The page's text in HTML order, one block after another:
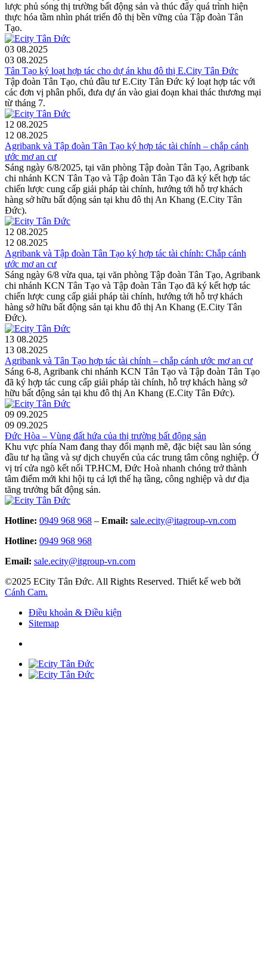
lược phủ sóng thị trường bất động sản và thúc đẩy quá trình hiện
thực hóa tầm nhìn phát triển đô thị bền vững của Tập đoàn Tân
Tạo.
03 08.2025
03 08.2025
Tân Tạo ký loạt hợp tác cho dự án khu đô thị E.City Tân Đức
Tập đoàn Tân Tạo, chủ đầu tư E.City Tân Đức ký loạt hợp tác với
các đơn vị phân phối, đưa dự án vào giai đoạn khai thác thương mại
từ tháng 7.
12 08.2025
12 08.2025
Agribank và Tập đoàn Tân Tạo ký hợp tác tài chính – chắp cánh
ước mơ an cư
Sáng ngày 6/8/2025, tại văn phòng Tập đoàn Tân Tạo, Agribank
chi nhánh KCN Tân Tạo và Tập đoàn Tân Tạo đã ký kết hợp tác
chiến lược cung cấp giải pháp tài chính, hướng tới hỗ trợ khách
hàng sở hữu bất động sản tại khu đô thị An Khang (E.City Tân
Đức).
12 08.2025
12 08.2025
Agribank và Tập đoàn Tân Tạo ký hợp tác tài chính: Chắp cánh
ước mơ an cư
Sáng ngày 6/8 vừa qua, tại văn phòng Tập đoàn Tân Tạo, Agribank
chi nhánh KCN Tân Tạo và Tập đoàn Tân Tạo đã ký kết hợp tác
chiến lược cung cấp giải pháp tài chính, hướng tới hỗ trợ khách
hàng sở hữu bất động sản tại khu đô thị An Khang (E.City Tân
Đức).
13 08.2025
13 08.2025
Agribank và Tân Tạo hợp tác tài chính – chắp cánh ước mơ an cư
Sáng 6-8, Agribank chi nhánh KCN Tân Tạo và Tập đoàn Tân Tạo
đã ký hợp tác cung cấp giải pháp tài chính, hỗ trợ khách hàng sở
hữu bất động sản tại khu đô thị An Khang (E.City Tân Đức).
09 09.2025
09 09.2025
Đức Hòa – Vùng đất hứa của thị trường bất động sản
Khu vực phía Nam đang thay đổi mạnh mẽ, đặc biệt sau làn sóng
đầu tư hạ tầng và sự dịch chuyển của các trung tâm công nghiệp. Ở
vị trí cửa ngõ kết nối TP.HCM, Đức Hoà nhanh chóng trở thành
tâm điểm mới khi hội tụ cả lợi thế hạ tầng, công nghiệp và dư địa
tăng trưởng bất động sản.
Hotline: 0949 968 968 – Email: sale.ecity@itagroup-vn.com
Hotline: 0949 968 968
Email: sale.ecity@itgroup-vn.com
©2025 ECity Tân Đức. All Rights Reserved. Thiết kế web bởi
Cánh Cam.
Điều khoản & Điều kiện
Sitemap